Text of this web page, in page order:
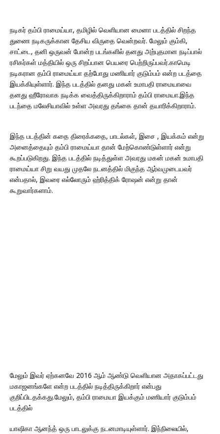
நடிகர் தம்பி ராமைய்யா, தமிழில் வெளியான மைனா படத்தில் சிறந்த
துணை நடிகருக்கான தேசிய விருதை வென்றவர். மேலும் கும்கி,
சாட்டை, தனி ஒருவன் போன்ற படங்களில் தனது அற்புதமான நடிப்பால்
ரசிகர்கள் மத்தியில் ஒரு சிறப்பான பெயரை பெற்றிருப்பவர்.காமெடி
நடிகரான தம்பி ராமைய்யா தற்போது மணியார் குடும்பம் என்ற படத்தை
இயக்கியுள்ளார். இந்த படத்தில் தனது மகன் உமாபதி ராமையாவை
தனது ஹீரோவாக நடிக்க வைத்திருக்கிறாராம் தம்பி ராமையா.இந்த
படந்தை மலேசியாவில் உள்ள அவரது தங்கை தான் தயாரிக்கிறாராம்.
இந்த படத்தின் கதை திரைக்கதை, பாடல்கள், இசை , இயக்கம் என்று
அனைத்தையும் தம்பி ராமைய்யா தான் மேற்கொண்டுள்ளார் என்று
கூறப்படுகிறது. இந்த படத்தில் நடித்துள்ள அவரது மகன் மகன் உமாபதி
ராமைய்யா சிறு வயது முதலே நடனத்தில் மிகுந்த ஆர்வமுடையவர்
என்பதால், இவரை எல்லோரும் ஹ்ரித்திக் ரோஷன் என்று தான்
கூறுவார்களாம்.
மேலும் இவர் ஏற்கனவே 2016 ஆம் ஆண்டு வெளியான அதாகப்பட்டது
மகாஜனங்களே என்ற படத்தில் நடித்திருக்கிறார் என்பது
குறிப்பிடதக்கது.மேலும், தம்பி ராமையா இயக்கும் மணியார் குடும்பம்
படத்தில்
யாஷிகா ஆனந்த் ஒரு பாடலுக்கு நடனமாடியுள்ளார். இந்நிலையில்,